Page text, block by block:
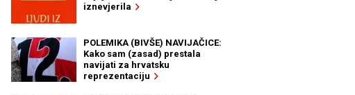
iznevjerila
POLEMIKA (BIVŠE) NAVIJAČICE:
Kako sam (zasad) prestala
navijati za hrvatsku
reprezentaciju